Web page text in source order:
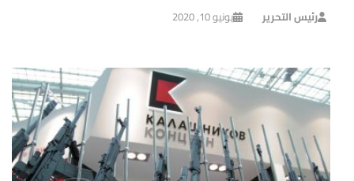
رئيس التحرير يونيو 10, 2020